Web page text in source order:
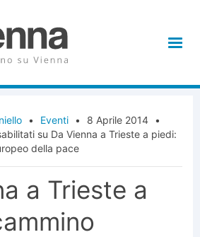
• Eventi • 8 Aprile 2014 •
su Da Vienna a Trieste a piedi:
della pace
a Trieste a